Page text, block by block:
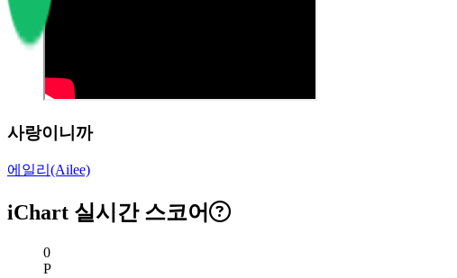
사랑이니까
에일리(Ailee)
iChart 실시간 스코어
현재 스코어
0
P